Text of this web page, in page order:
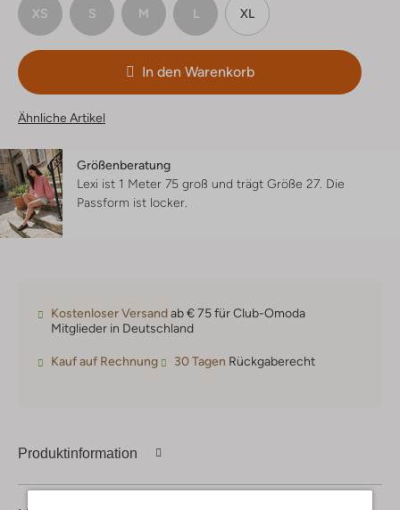
XS S M L XL
In den Warenkorb
Ähnliche Artikel
Größenberatung
Lexi ist 1 Meter 75 groß und trägt Größe 27. Die
Passform ist locker
Kostenloser Versandab € 75 für Club-Omoda
Mitglieder in Deutschland
Kauf auf Rechnung 30 Tagen Rückgaberecht
Produktinformation